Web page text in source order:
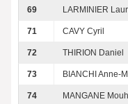
69 LARMINIER
71 CAVY Cyril
72 THIRION Daniel
73 BIANCHI Anne-
74 MANGANE